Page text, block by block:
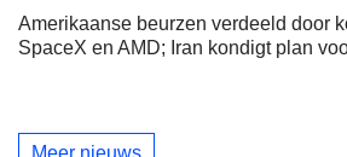
Amerikaanse beurzen verdeeld door
SpaceX en AMD; Iran kondigt plan